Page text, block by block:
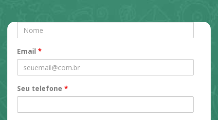
o
m
e
Email *
Seu telefone *